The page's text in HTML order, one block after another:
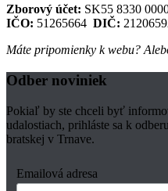
Zborový účet: SK55 8330
IČO: 51265664 DIČ:
Máte pripomienky k webu?
Odber noviniek
Pokiaľ by ste chceli byť
udalostiach, prihláste sa k
bratskej v Trnave.
Emailová adresa